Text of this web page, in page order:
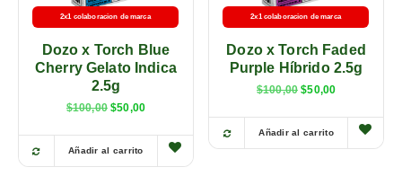
2x1 colaboracion de marca
Dozo x Torch Blue
Cherry Gelato Indica
2.5g
$100,00 $50,00
Añadir al carrito
2x1 colaboracion de marca
Dozo x Torch Faded
Purple Híbrido 2.5g
$100,00 $50,00
Añadir al carrito